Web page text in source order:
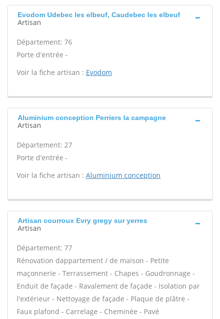
Evodom Udebec les elbeuf, Caudebec les elbeuf
Artisan
Département: 76
Porte d'entrée -
Voir la fiche artisan : Evodom
Aluminium conception Perriers la campagne
Artisan
Département: 27
Porte d'entrée -
Voir la fiche artisan : Aluminium conception
Artisan courroux Evry gregy sur yerres
Artisan
Département: 77
Rénovation dappartement / de maison - Petite
maçonnerie - Terrassement - Chapes - Goudronnage -
Enduit de façade - Ravalement de façade - Isolation par
l'extérieur - Nettoyage de façade - Plaque de plâtre -
Faux plafond - Carrelage - Cheminée - Pavé